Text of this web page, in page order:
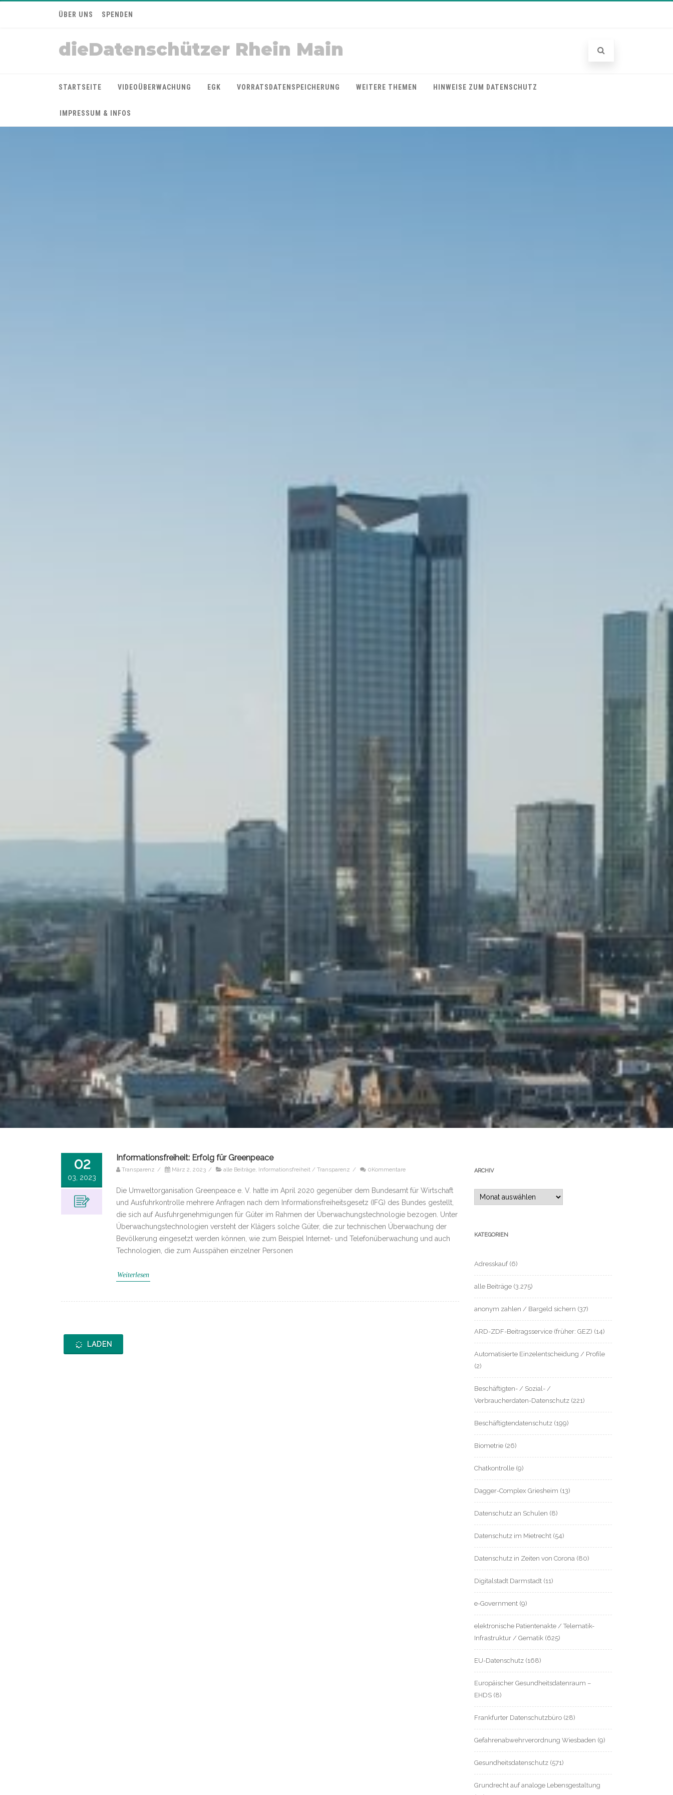
ÜBER UNS SPENDEN
dieDatenschützer Rhein Main
STARTSEITE VIDEOÜBERWACHUNG EGK VORRATSDATENSPEICHERUNG WEITERE THEMEN HINWEISE ZUM DATENSCHUTZ
IMPRESSUM & INFOS
02
03, 2023
Informationsfreiheit: Erfolg für Greenpeace
Transparenz / März 2, 2023 / alle Beiträge Informationsfreiheit / Transparenz / 0Kommentare
Die Umweltorganisation Greenpeace e. V. hatte im April 2020 gegenüber dem Bundesamt für Wirtschaft
und Ausfuhrkontrolle mehrere Anfragen nach dem Informationsfreiheitsgesetz (IFG) des Bundes gestellt,
die sich auf Ausfuhrgenehmigungen für Güter im Rahmen der Überwachungstechnologie bezogen. Unter
Überwachungstechnologien versteht der Klägers solche Güter, die zur technischen Überwachung der
Bevölkerung eingesetzt werden können, wie zum Beispiel Internet- und Telefonüberwachung und auch
Technologien, die zum Ausspähen einzelner Personen
Weiterlesen
LADEN
ARCHIV
Archiv
KATEGORIEN
Adresskauf(6)
alle Beiträge (3.275)
anonym zahlen / Bargeld sichern (37)
ARD-ZDF-Beitragsservice (früher: GEZ) (14)
Automatisierte Einzelentscheidung / Profile
(2)
Beschäftigten- / Sozial- /
Verbraucherdaten-Datenschutz (221)
Beschäftigtendatenschutz (199)
Biometrie (26)
Chatkontrolle (9)
Dagger-Complex Griesheim (13)
Datenschutz an Schulen (8)
Datenschutz im Mietrecht (54)
Datenschutz in Zeiten von Corona (80)
Digitalstadt Darmstadt (11)
e-Government (9)
elektronische Patientenakte / Telematik-
Infrastruktur / Gematik (625)
EU-Datenschutz (168)
Europäischer Gesundheitsdatenraum –
EHDS (8)
Frankfurter Datenschutzbüro (28)
Gefahrenabwehrverordnung Wiesbaden (9)
Gesundheitsdatenschutz (571)
Grundrecht auf analoge Lebensgestaltung